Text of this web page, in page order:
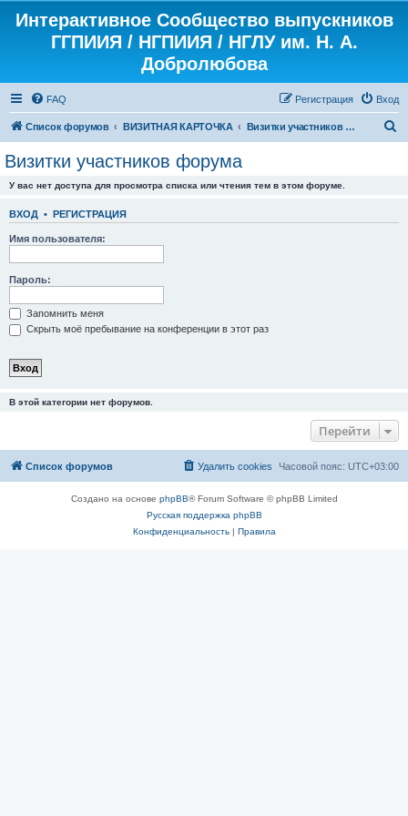
Интерактивное Сообщество выпускников
ГГПИИЯ / НГПИИЯ / НГЛУ им. Н. А.
Добролюбова
FAQ Вход
Регистрация
Список форумов ВИЗИТНАЯ КАРТОЧКА Визитки участников форума
Визитки участников форума
У вас нет доступа для просмотра списка или чтения тем в этом форуме.
ВХОД • РЕГИСТРАЦИЯ
Имя пользователя:
Пароль:
Запомнить меня
Скрыть моё пребывание на конференции в этот раз
В этой категории нет форумов.
Перейти
Список форумов Часовой пояс: UTC+03:00
Удалить cookies
Создано на основе phpBB® Forum Software © phpBB Limited
Русская поддержка phpBB
Конфиденциальность| Правила